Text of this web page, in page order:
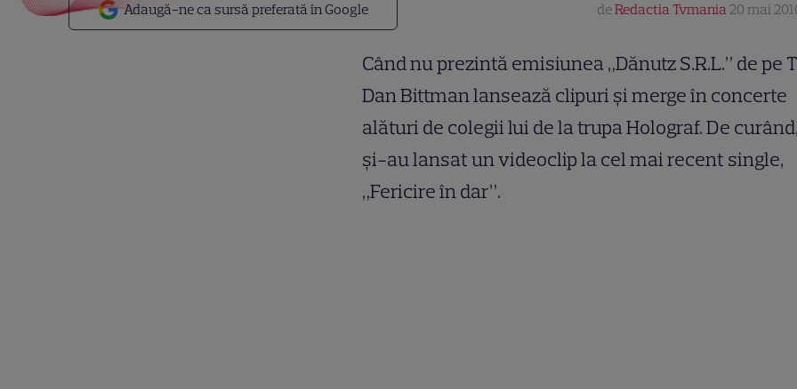
Adaugă-ne ca sursă preferată în Google deRedactia Tvmania 20 mai
Când nu prezintă emisiunea „Dănutz S.R.L.” de pe
Dan Bittman lansează clipuri şi merge în concerte
alături de colegii lui de la trupa Holograf. De
şi-au lansat un videoclip la cel mai recent single,
„Fericire în dar”.